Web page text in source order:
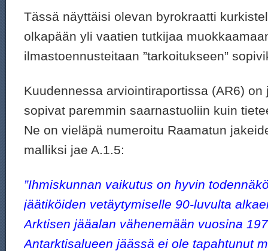
Tässä näyttäisi olevan byrokraatti
olkapään yli vaatien tutkijaa
ilmastoennusteitaan ”tarkoitukseen”
Kuudennessa arviointiraportissa (AR6)
sopivat paremmin saarnastuoliin kuin
Ne on vieläpä numeroitu Raamatun
malliksi jae A.1.5:
”Ihmiskunnan vaikutus on hyvin
jäätiköiden vetäytymiselle 90-luvulta
Arktisen jääalan vähenemään vuosina
Antarktisalueen jäässä ei ole tapahtunut